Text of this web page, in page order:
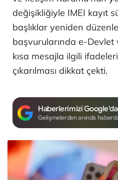
değişikliğiyle IMEI kayıt
başlıklar yeniden
başvurularında e-Devlet
kısa mesajla ilgili
çıkarılması dikkat çekti.
Haberlerimizi Google'da
Gelişmelerden anında